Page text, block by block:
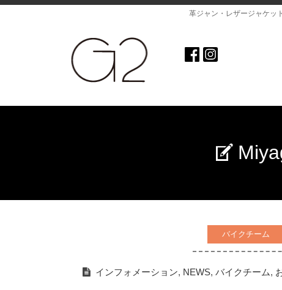
革ジャン・レザージャケッ
バイクチーム
インフォメーション, NEWS, バイクチーム,